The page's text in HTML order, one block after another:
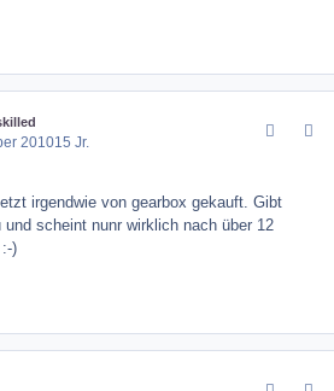
201015 Jr.
irgendwie von gearbox gekauft. Gibt
scheint nunr wirklich nach über 12
)